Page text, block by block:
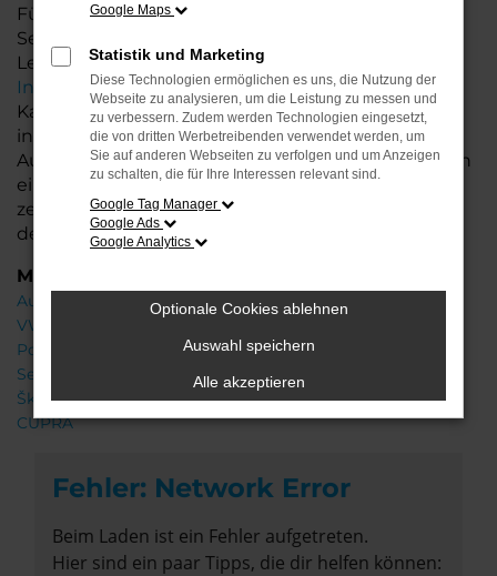
Für Ihr Audi Fahrzeug bieten wir zusätzliche
Services wie flexible Finanzierungs- und
Leasingoptionen sowie die Möglichkeit zur
InzahlungnahmeIhres Altfahrzeugs. So wird der
Kauf Ihres Gebrauchtwagens noch einfacher und
individueller. Profitieren Sie von unserer großen
Auswahl an Gebrauchtwagen und lassen Sie sich in
einer ausführlichen Beratung Ihr Wunschfahrzeug
zeigen. Wir freuen uns darauf, Ihnen bei der Wahl
des perfekten Audi A1 zu helfen!
Marken
Audi
VW
Porsche
Seat
Škoda
CUPRA
Fehler: Network Error
Beim Laden ist ein Fehler aufgetreten.
Hier sind ein paar Tipps, die dir helfen können:
Google Maps
Statistik und Marketing
Diese Technologien ermöglichen es uns, die Nutzung der
Webseite zu analysieren, um die Leistung zu messen und
zu verbessern. Zudem werden Technologien eingesetzt,
die von dritten Werbetreibenden verwendet werden, um
Sie auf anderen Webseiten zu verfolgen und um Anzeigen
zu schalten, die für Ihre Interessen relevant sind.
Google Tag Manager
Google Ads
Google Analytics
Optionale Cookies ablehnen
Auswahl speichern
Alle akzeptieren